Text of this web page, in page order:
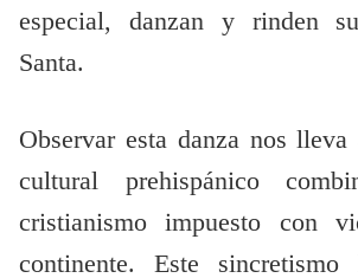
especial, danzan y rinden
Santa.
Observar esta danza nos
cultural prehispánico
cristianismo impuesto con
continente. Este